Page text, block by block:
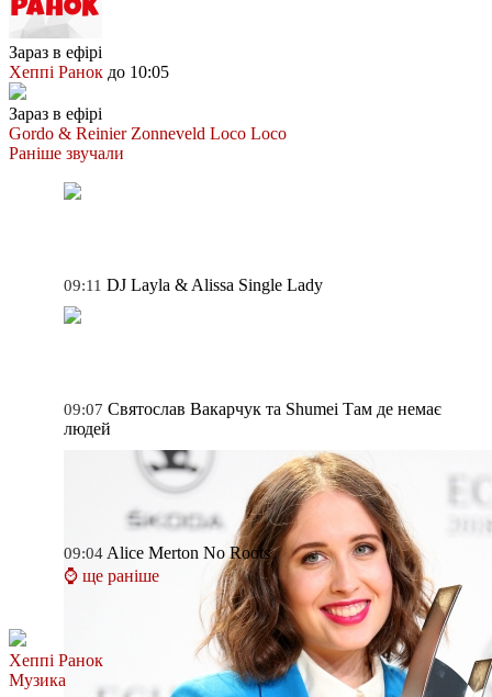
Зараз в ефірі
Хеппі Ранок до 10:05
Зараз в ефірі
Gordo & Reinier Zonneveld Loco Loco
Раніше звучали
09:11 DJ Layla & Alissa Single Lady
09:07 Святослав Вакарчук та Shumei Там де немає
людей
09:04 Alice Merton No Roots
⌚ ще раніше
Хеппі Ранок
Музика